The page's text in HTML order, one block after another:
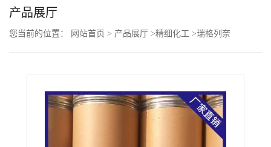
页
公
产品展厅
您当前的位置： 网站首页 > 产品展厅 >精细化工 >瑞格列奈